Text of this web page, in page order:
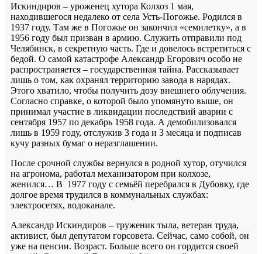
Искиндиров – уроженец хутора Колхоз 1 мая,
находившегося недалеко от села Усть-Погожье. Родился в
1937 году. Там же в Погожье он закончил «семилетку», а в
1956 году был призван в армию. Служить отправили под
Челябинск, в секретную часть. Где и довелось встретиться с
бедой. О самой катастрофе Александр Егорович особо не
распространяется – государственная тайна. Рассказывает
лишь о том, как охранял территорию завода в нарядах.
Этого хватило, чтобы получить дозу внешнего облучения.
Согласно справке, о которой было упомянуто выше, он
принимал участие в ликвидации последствий аварии с
сентября 1957 по декабрь 1958 года. А демобилизовался
лишь в 1959 году, отслужив 3 года и 3 месяца и подписав
кучу разных бумаг о неразглашении.
После срочной службы вернулся в родной хутор, отучился
на агронома, работал механизатором при колхозе,
женился… В 1977 году с семьёй перебрался в Дубовку, где
долгое время трудился в коммунальных службах:
электросетях, водоканале.
Александр Искиндиров – труженик тыла, ветеран труда,
активист, был депутатом горсовета. Сейчас, само собой, он
уже на пенсии. Возраст. Больше всего он гордится своей